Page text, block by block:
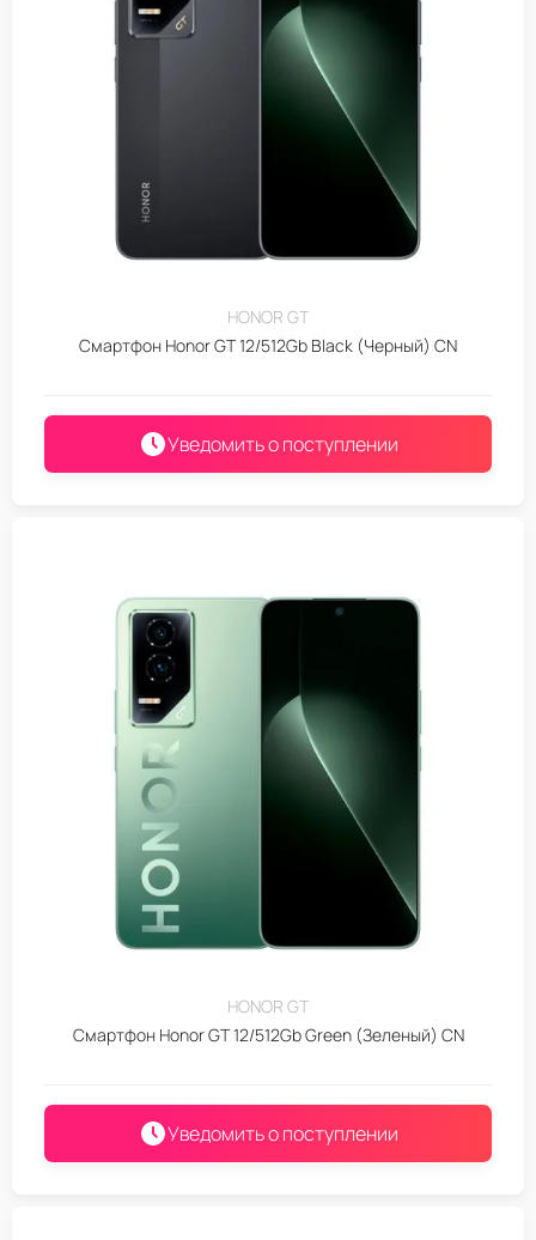
HONOR GT
Смартфон Honor GT 12/512Gb Black (Черный) CN
Уведомить о поступлении
HONOR GT
Смартфон Honor GT 12/512Gb Green (Зеленый) CN
Уведомить о поступлении